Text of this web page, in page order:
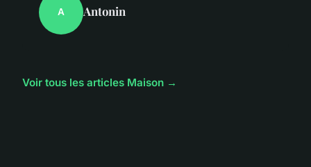
A Antonin
Voir tous les articles Maison →